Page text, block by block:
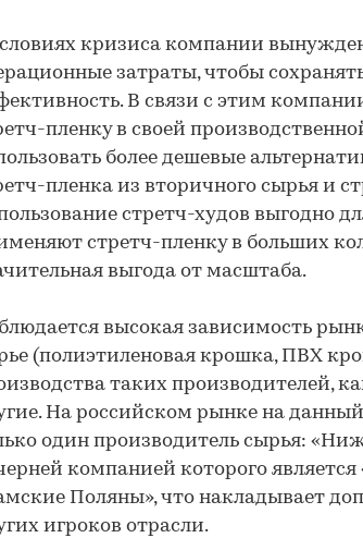
кризиса компании
затраты, чтобы
В связи с этим
пленку в своей
более дешевые
пленка из вторичного сырья и
стретч-худов выгодно
стретч-пленку в больших
выгода от масштаба.
высокая зависимость
(полиэтиленовая крошка, ПВХ
таких производителей,
На российском рынке на
один производитель сырья:
компанией которого
Поляны», что накладывает
игроков отрасли.